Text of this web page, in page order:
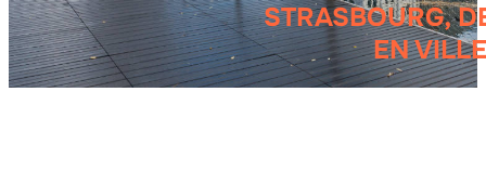
STRASBOURG,
EN